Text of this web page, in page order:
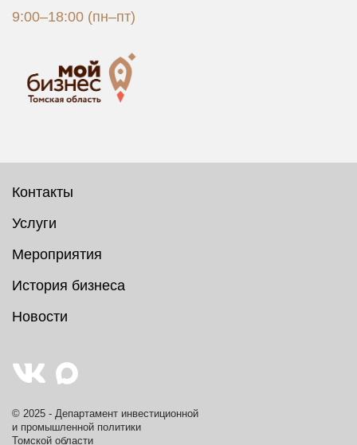
9:00–18:00 (пн–пт)
Контакты
Услуги
Мероприятия
История бизнеса
Новости
© 2025 - Департамент инвестиционной
и промышленной политики
Томской области